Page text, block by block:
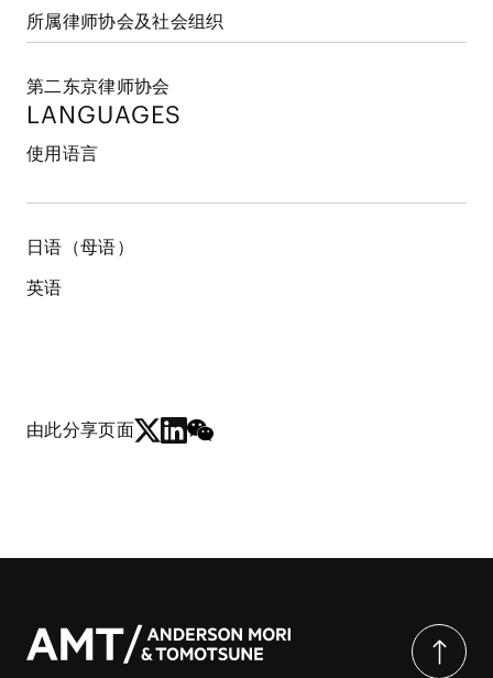
所属律师协会及社会组织
第二东京律师协会
LANGUAGES
使用语言
日语（母语）
英语
由此分享页面